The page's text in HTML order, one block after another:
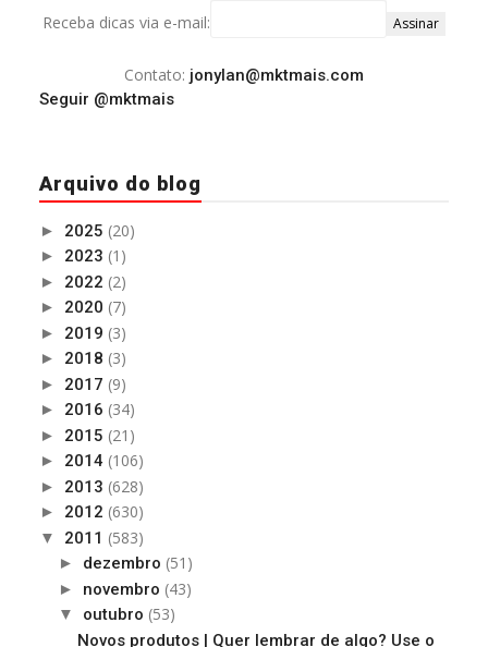
Receba dicas via e-mail:
Contato: jonylan@mktmais.com
Seguir @mktmais
Arquivo do blog
► 2025 (20)
► 2023 (1)
► 2022 (2)
► 2020 (7)
► 2019 (3)
► 2018 (3)
► 2017 (9)
► 2016 (34)
► 2015 (21)
► 2014 (106)
► 2013 (628)
► 2012 (630)
▼ 2011 (583)
► dezembro (51)
► novembro (43)
▼ outubro (53)
Novos produtos | Quer lembrar de algo? Use o